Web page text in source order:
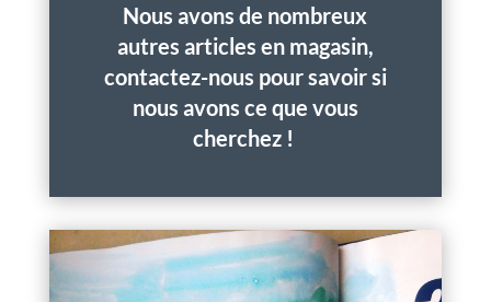
Nous avons de nombreux
autres articles en magasin,
contactez-nous pour savoir si
nous avons ce que vous
cherchez !